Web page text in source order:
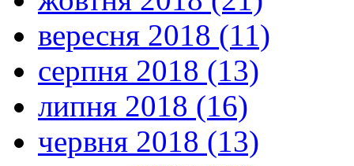
вересня 2018 (11)
серпня 2018 (13)
липня 2018 (16)
червня 2018 (13)